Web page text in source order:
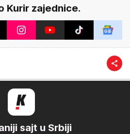
Kurir zajednice.
sajt u Srbiji